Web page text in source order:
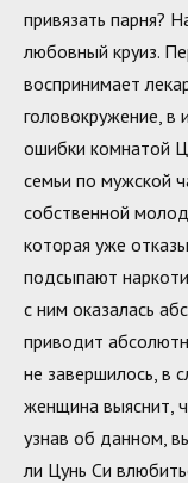
привязать парня?
любовный круиз.
воспринимает
головокружение, в
ошибки комнатой
семьи по мужской
собственной
которая уже
подсыпают
с ним оказалась
приводит
не завершилось, в
женщина выяснит,
узнав об данном,
ли Цунь Си